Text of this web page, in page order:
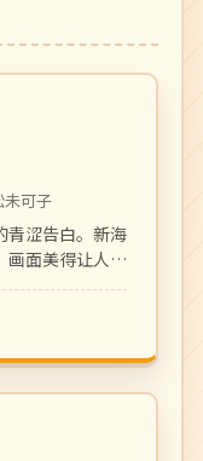
未可子
青涩告白。新海
画面美得让人屏
110 分钟